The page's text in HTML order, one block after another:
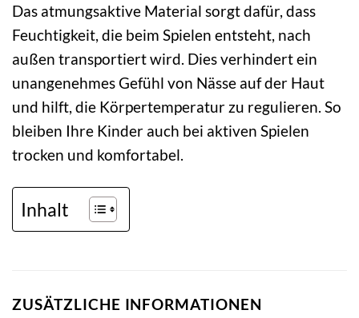
Das atmungsaktive Material sorgt dafür, dass
Feuchtigkeit, die beim Spielen entsteht, nach
außen transportiert wird. Dies verhindert ein
unangenehmes Gefühl von Nässe auf der Haut
und hilft, die Körpertemperatur zu regulieren. So
bleiben Ihre Kinder auch bei aktiven Spielen
trocken und komfortabel.
Inhalt
ZUSÄTZLICHE INFORMATIONEN